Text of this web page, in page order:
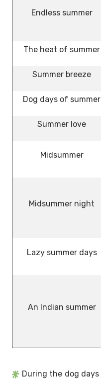
Endless summer
The heat of summer
Summer breeze
Dog days of summer
Summer love
Midsummer
Midsummer night
Lazy summer days
An Indian summer
During the dog